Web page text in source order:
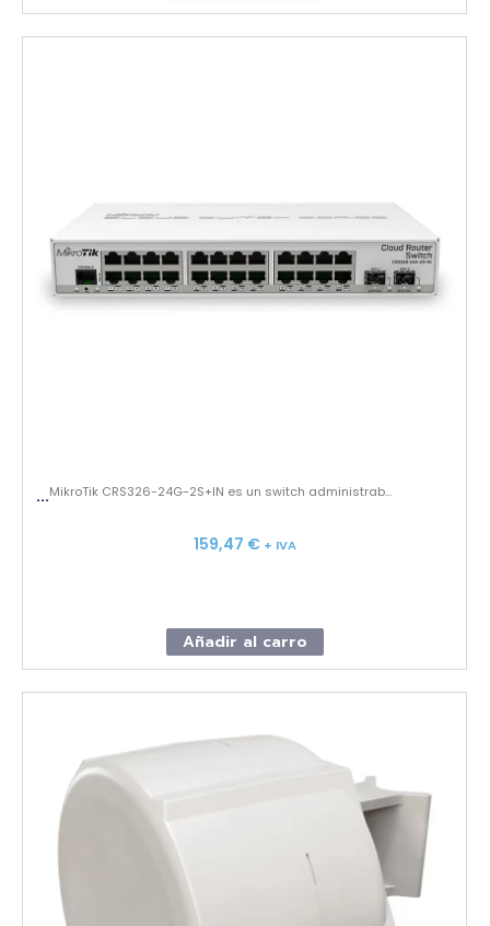
...MikroTik CRS326-24G-2S+IN es un switch administrab...
159,47 € + IVA
Añadir al carro